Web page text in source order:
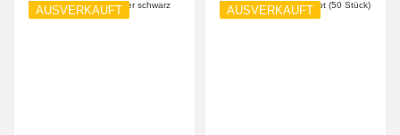
AUSVERKAUFT AUSVERKAUFT